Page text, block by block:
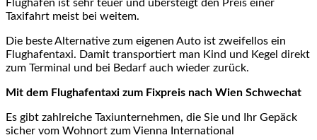
Flughafen ist sehr teuer und übersteigt den Preis einer
Taxifahrt meist bei weitem.
Die beste Alternative zum eigenen Auto ist zweifellos ein
Flughafentaxi. Damit transportiert man Kind und Kegel direkt
zum Terminal und bei Bedarf auch wieder zurück.
Mit dem Flughafentaxi zum Fixpreis nach Wien Schwechat
Es gibt zahlreiche Taxiunternehmen, die Sie und Ihr Gepäck
sicher vom Wohnort zum Vienna International